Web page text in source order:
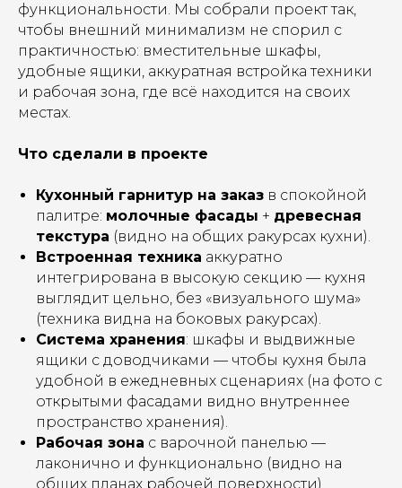
функциональности. Мы собрали проект так,
чтобы внешний минимализм не спорил с
практичностью: вместительные шкафы,
удобные ящики, аккуратная встройка техники
и рабочая зона, где всё находится на своих
местах.
Что сделали в проекте
Кухонный гарнитур на заказ в спокойной
палитре: молочные фасады + древесная
текстура (видно на общих ракурсах кухни).
Встроенная техника аккуратно
интегрирована в высокую секцию — кухня
выглядит цельно, без «визуального шума»
(техника видна на боковых ракурсах).
Система хранения: шкафы и выдвижные
ящики с доводчиками — чтобы кухня была
удобной в ежедневных сценариях (на фото с
открытыми фасадами видно внутреннее
пространство хранения).
Рабочая зона с варочной панелью —
лаконично и функционально (видно на
общих планах рабочей поверхности).